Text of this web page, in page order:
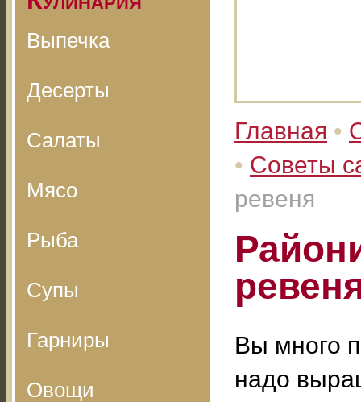
Выпечка
Десерты
Салаты
Мясо
Рыба
Супы
Гарниры
Овощи
Главная •
• Советы
ревеня
Вы много
надо